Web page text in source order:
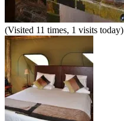
(Visited 11 times, 1 visits today)